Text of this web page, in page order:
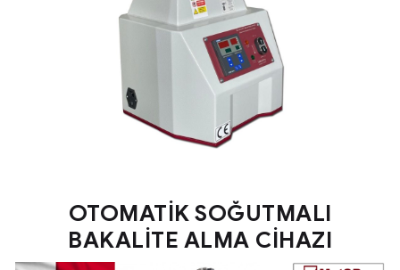
OTOMATİK SOĞUTMALI
BAKALİTE ALMA CİHAZI